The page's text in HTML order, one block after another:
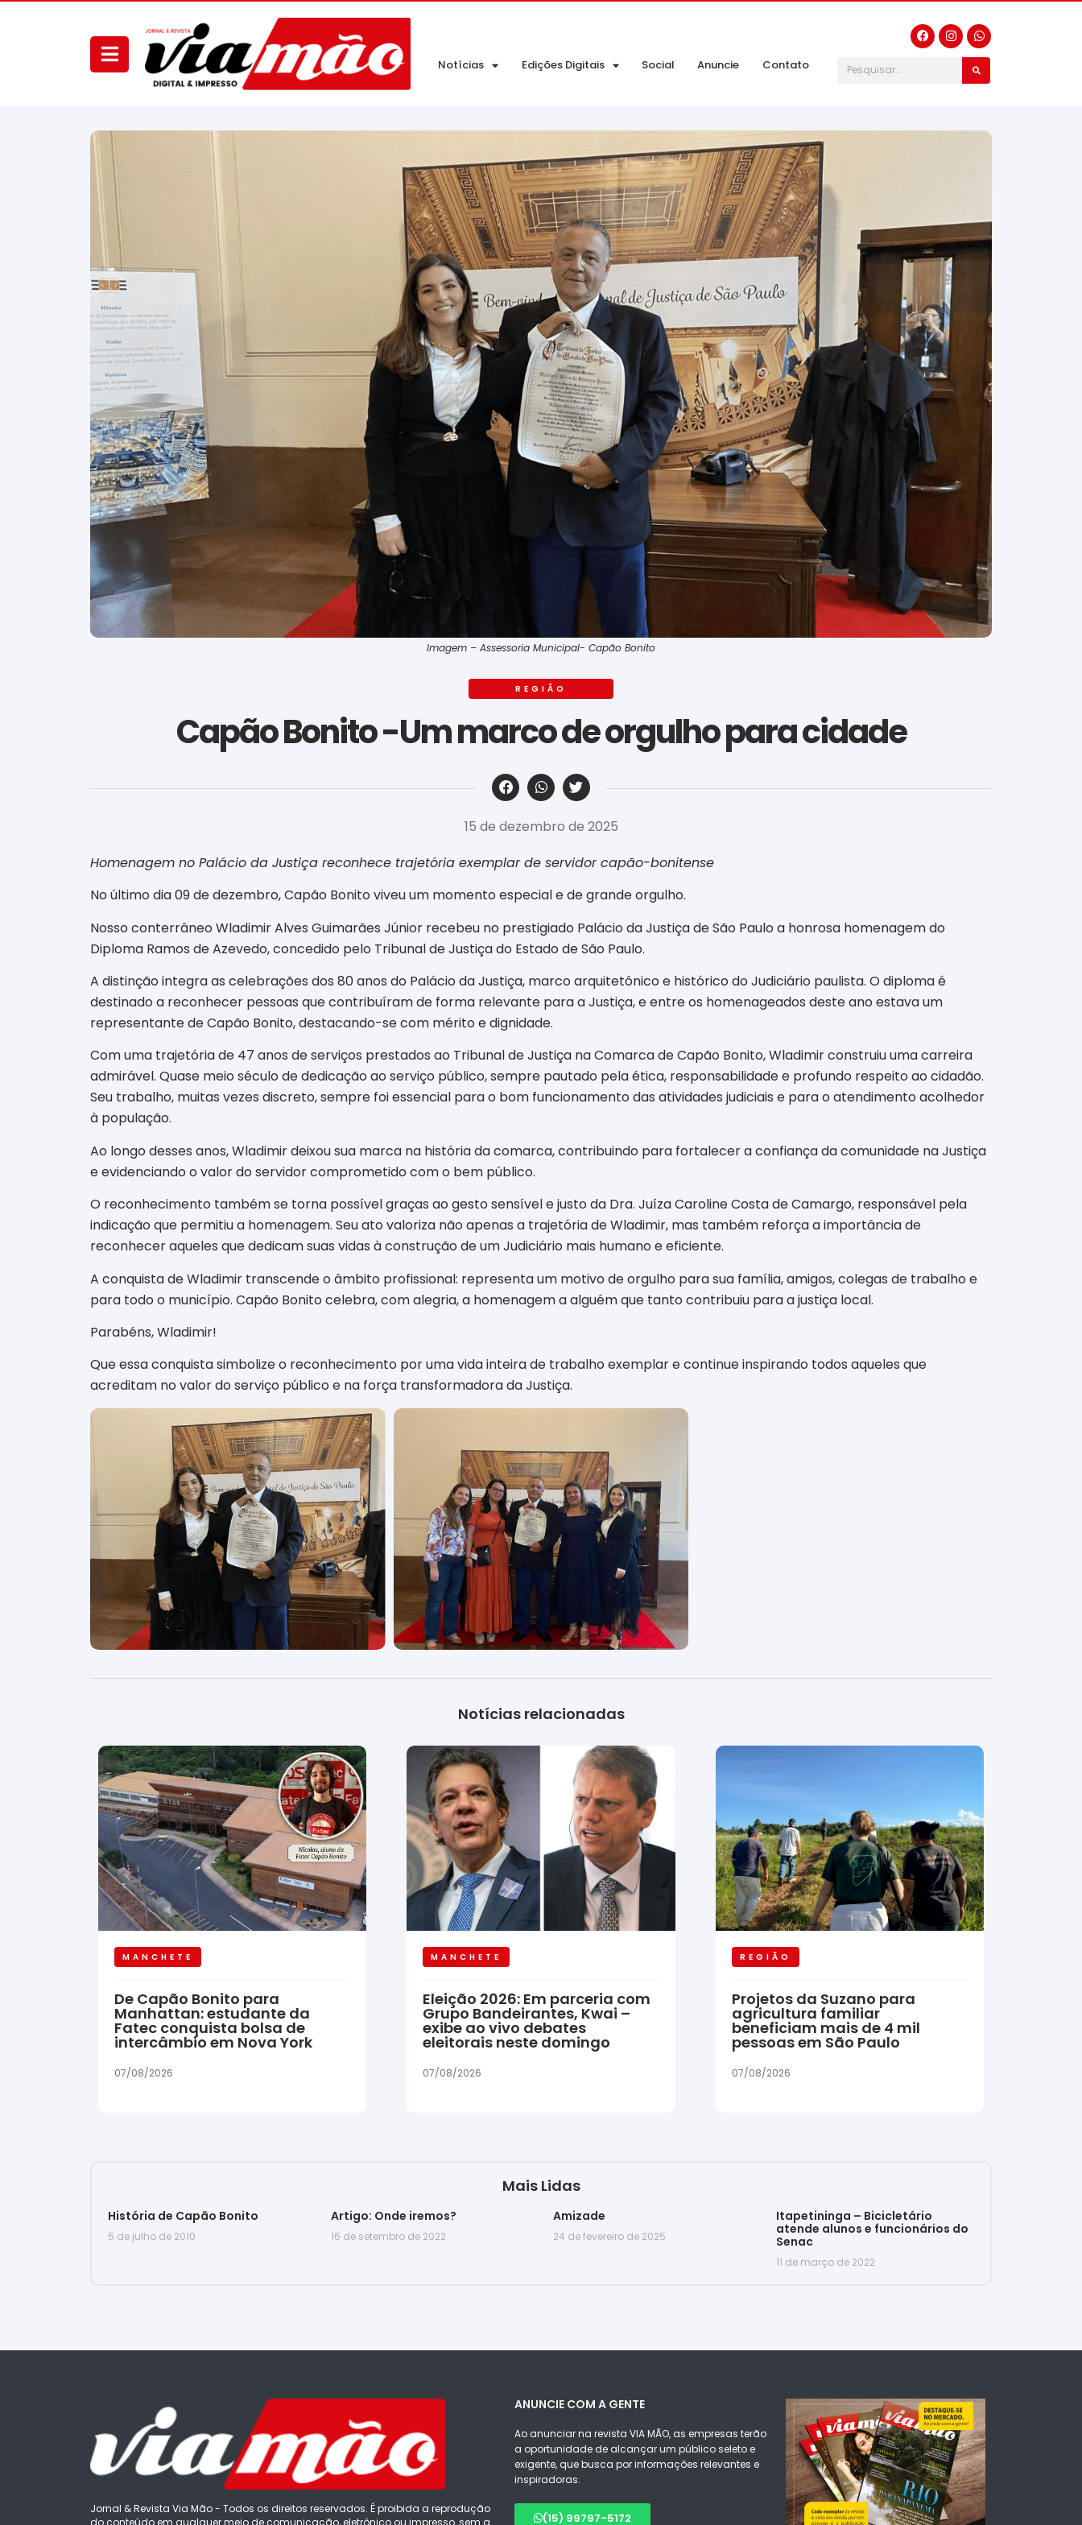
Notícias Edições Digitais Social Anuncie Contato
Imagem – Assessoria Municipal- Capão Bonito
REGIÃO
Capão Bonito -Um marco de orgulho para cidade
‎ ‎ ‎ ‎ ‎ ‎ ‎ ‎ ‎ ‎ ‎ ‎ ‎ ‎ ‎ ‎ ‎ ‎ ‎ ‎ ‎ ‎ ‎ ‎ ‎ ‎ ‎ ‎ ‎ ‎ ‎
15 de dezembro de 2025
Homenagem no Palácio da Justiça reconhece trajetória exemplar de servidor capão-bonitense
No último dia 09 de dezembro, Capão Bonito viveu um momento especial e de grande orgulho.
Nosso conterrâneo Wladimir Alves Guimarães Júnior recebeu no prestigiado Palácio da Justiça de São Paulo a honrosa homenagem do
Diploma Ramos de Azevedo, concedido pelo Tribunal de Justiça do Estado de São Paulo.
A distinção integra as celebrações dos 80 anos do Palácio da Justiça, marco arquitetônico e histórico do Judiciário paulista. O diploma é
destinado a reconhecer pessoas que contribuíram de forma relevante para a Justiça, e entre os homenageados deste ano estava um
representante de Capão Bonito, destacando-se com mérito e dignidade.
Com uma trajetória de 47 anos de serviços prestados ao Tribunal de Justiça na Comarca de Capão Bonito, Wladimir construiu uma carreira
admirável. Quase meio século de dedicação ao serviço público, sempre pautado pela ética, responsabilidade e profundo respeito ao cidadão.
Seu trabalho, muitas vezes discreto, sempre foi essencial para o bom funcionamento das atividades judiciais e para o atendimento acolhedor
à população.
Ao longo desses anos, Wladimir deixou sua marca na história da comarca, contribuindo para fortalecer a confiança da comunidade na Justiça
e evidenciando o valor do servidor comprometido com o bem público.
O reconhecimento também se torna possível graças ao gesto sensível e justo da Dra. Juíza Caroline Costa de Camargo, responsável pela
indicação que permitiu a homenagem. Seu ato valoriza não apenas a trajetória de Wladimir, mas também reforça a importância de
reconhecer aqueles que dedicam suas vidas à construção de um Judiciário mais humano e eficiente.
A conquista de Wladimir transcende o âmbito profissional: representa um motivo de orgulho para sua família, amigos, colegas de trabalho e
para todo o município. Capão Bonito celebra, com alegria, a homenagem a alguém que tanto contribuiu para a justiça local.
Parabéns, Wladimir!
Que essa conquista simbolize o reconhecimento por uma vida inteira de trabalho exemplar e continue inspirando todos aqueles que
acreditam no valor do serviço público e na força transformadora da Justiça.
Notícias relacionadas
MANCHETE
De Capão Bonito para
Manhattan: estudante da
Fatec conquista bolsa de
intercâmbio em Nova York
07/08/2026
MANCHETE
Eleição 2026: Em parceria com
Grupo Bandeirantes, Kwai –
exibe ao vivo debates
eleitorais neste domingo
07/08/2026
REGIÃO
Projetos da Suzano para
agricultura familiar
beneficiam mais de 4 mil
pessoas em São Paulo
07/08/2026
Mais Lidas
História de Capão Bonito
5 de julho de 2010
Artigo: Onde iremos?
16 de setembro de 2022
Amizade
24 de fevereiro de 2025
Itapetininga – Bicicletário
atende alunos e funcionários do
Senac
11 de março de 2022
Jornal & Revista Via Mão - Todos os direitos reservados. É proibida a reprodução
do conteúdo em qualquer meio de comunicação, eletrônico ou impresso, sem a
ANUNCIE COM A GENTE
Ao anunciar na revista VIA MÃO, as empresas terão
a oportunidade de alcançar um público seleto e
exigente, que busca por informações relevantes e
inspiradoras.
(15) 99797-5172